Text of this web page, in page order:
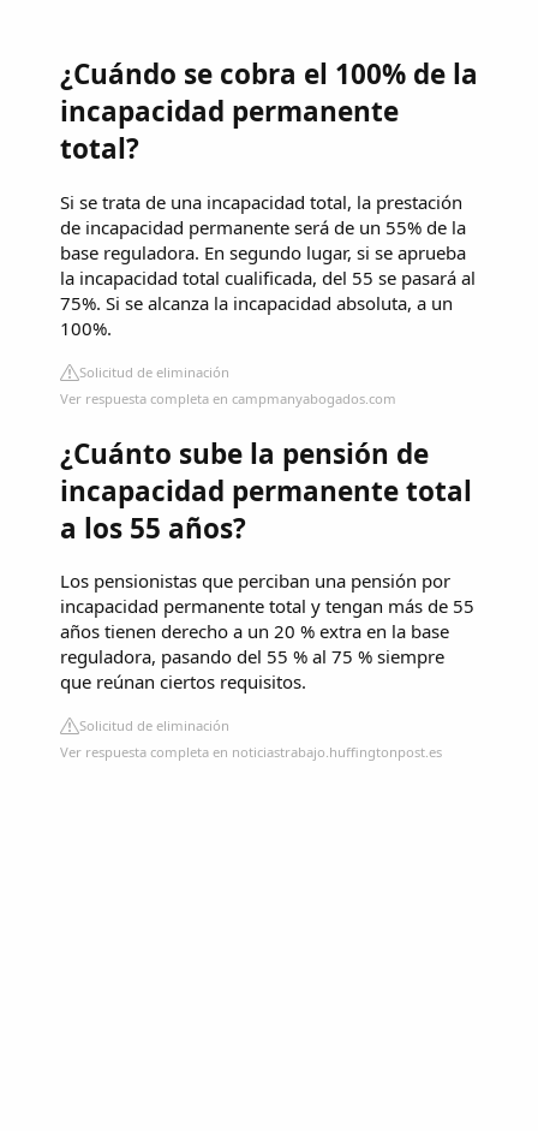
¿Cuándo se cobra el 100% de la
incapacidad permanente
total?
Si se trata de una incapacidad total, la prestación
de incapacidad permanente será de un 55% de la
base reguladora. En segundo lugar, si se aprueba
la incapacidad total cualificada, del 55 se pasará al
75%. Si se alcanza la incapacidad absoluta, a un
100%.
Solicitud de eliminación
Ver respuesta completa en campmanyabogados.com
¿Cuánto sube la pensión de
incapacidad permanente total
a los 55 años?
Los pensionistas que perciban una pensión por
incapacidad permanente total y tengan más de 55
años tienen derecho a un 20 % extra en la base
reguladora, pasando del 55 % al 75 % siempre
que reúnan ciertos requisitos.
Solicitud de eliminación
Ver respuesta completa en noticiastrabajo.huffingtonpost.es